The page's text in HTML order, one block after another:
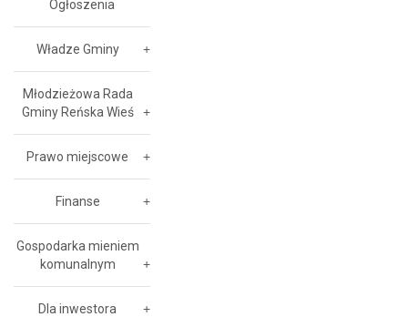
Ogłoszenia
Władze Gminy
Młodzieżowa Rada
Gminy Reńska Wieś
Prawo miejscowe
Finanse
Gospodarka mieniem
komunalnym
Dla inwestora